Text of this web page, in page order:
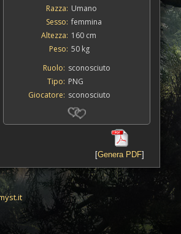
Razza: Umano
Sesso: femmina
Altezza: 160 cm
Peso: 50 kg
Ruolo: sconosciuto
Tipo: PNG
Giocatore: sconosciuto
[Genera PDF]